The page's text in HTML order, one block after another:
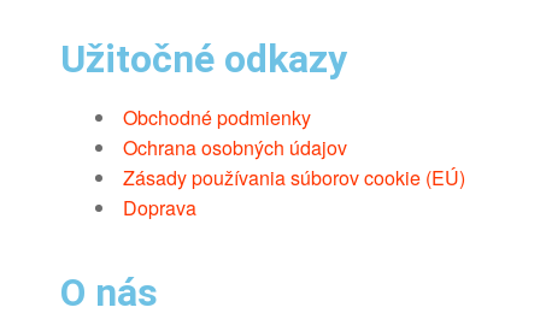
Užitočné odkazy
Obchodné podmienky
Ochrana osobných údajov
Zásady používania súborov cookie (EÚ)
Doprava
O nás